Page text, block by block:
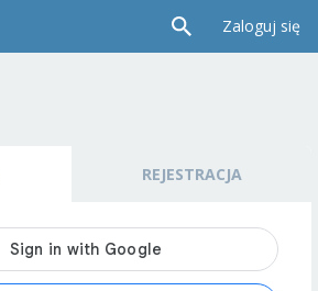
Zaloguj się
REJESTRACJA